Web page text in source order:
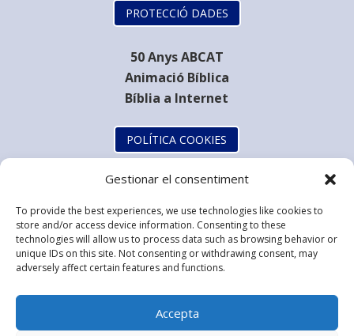
Gestionar el consentiment
To provide the best experiences, we use technologies like cookies to
store and/or access device information. Consenting to these
technologies will allow us to process data such as browsing behavior or
unique IDs on this site. Not consenting or withdrawing consent, may
adversely affect certain features and functions.
Accepta
PROTECCIÓ DADES
50 Anys ABCAT
Animació Bíblica
Bíblia a Internet
POLÍTICA COOKIES